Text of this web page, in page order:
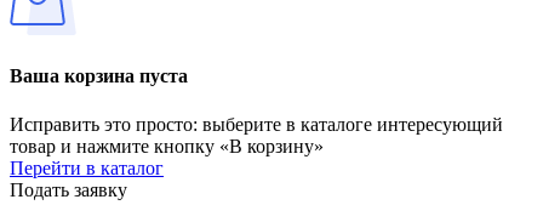
Ваша корзина пуста
Исправить это просто: выберите в каталоге интересующий
товар и нажмите кнопку «В корзину»
Перейти в каталог
Подать заявку